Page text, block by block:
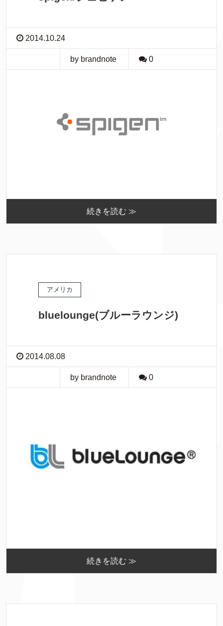
2014.10.24
by brandnote 0
続きを読む ≫
アメリカ
bluelounge(ブルーラウンジ)
2014.08.08
by brandnote 0
続きを読む ≫